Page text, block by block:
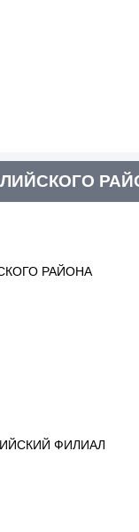
РАЙОНА
ФИЛИАЛ